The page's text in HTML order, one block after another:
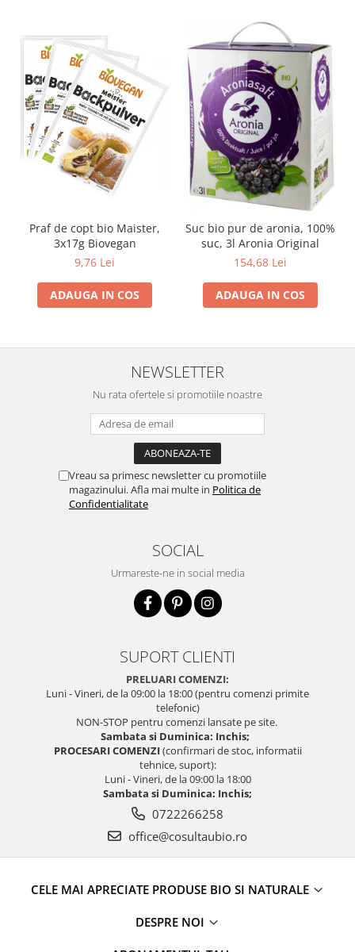
Praf de copt bio Maister,
3x17g Biovegan
9,76 Lei
ADAUGA IN COS
Suc bio pur de aronia, 100%
suc, 3l Aronia Original
154,68 Lei
ADAUGA IN COS
NEWSLETTER
Nu rata ofertele si promotiile noastre
Vreau sa primesc newsletter cu promotiile
magazinului. Afla mai multe in Politica de
Confidentialitate
SOCIAL
Urmareste-ne in social media
SUPORT CLIENTI
PRELUARI COMENZI:
Luni - Vineri, de la 09:00 la 18:00 (pentru comenzi primite
telefonic)
NON-STOP pentru comenzi lansate pe site.
Sambata si Duminica: Inchis;
PROCESARI COMENZI(confirmari de stoc, informatii
tehnice, suport):
Luni - Vineri, de la 09:00 la 18:00
Sambata si Duminica: Inchis;
0722266258
office@cosultaubio.ro
CELE MAI APRECIATE PRODUSE BIO SI NATURALE
DESPRE NOI